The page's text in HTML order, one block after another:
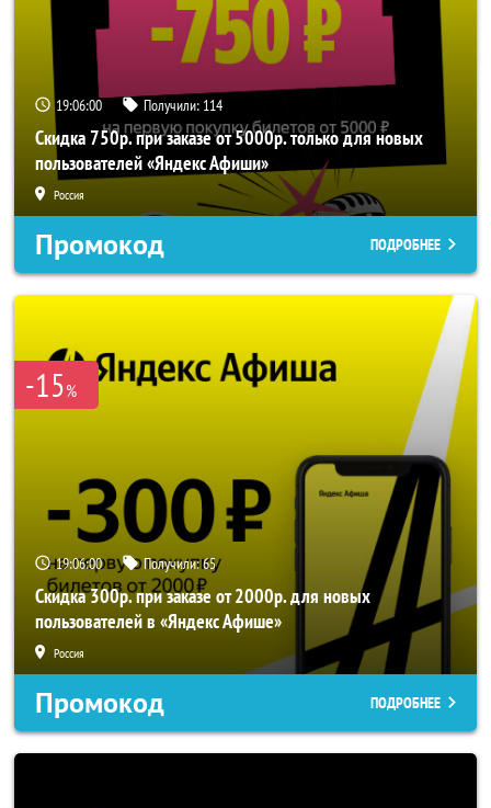
19:05:59 Получили: 114
Скидка 750р. при заказе от 5000р. только для новых
пользователей «Яндекс Афиши»
Россия
Промокод ПОДРОБНЕЕ
-15%
19:05:59 Получили:65
Скидка 300р. при заказе от 2000р. для новых
пользователей в «Яндекс Афише»
Россия
Промокод ПОДРОБНЕЕ